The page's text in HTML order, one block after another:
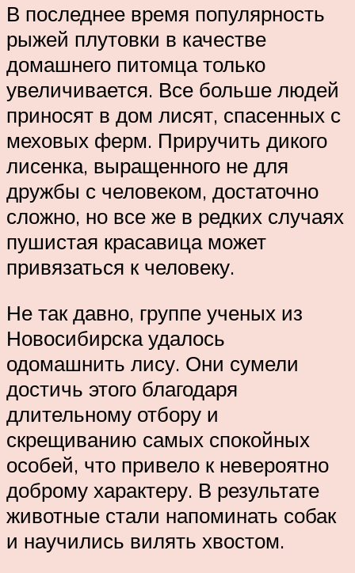
В последнее время популярность
рыжей плутовки в качестве
домашнего питомца только
увеличивается. Все больше людей
приносят в дом лисят, спасенных с
меховых ферм. Приручить дикого
лисенка, выращенного не для
дружбы с человеком, достаточно
сложно, но все же в редких случаях
пушистая красавица может
привязаться к человеку.
Не так давно, группе ученых из
Новосибирска удалось
одомашнить лису. Они сумели
достичь этого благодаря
длительному отбору и
скрещиванию самых спокойных
особей, что привело к невероятно
доброму характеру. В результате
животные стали напоминать собак
и научились вилять хвостом.